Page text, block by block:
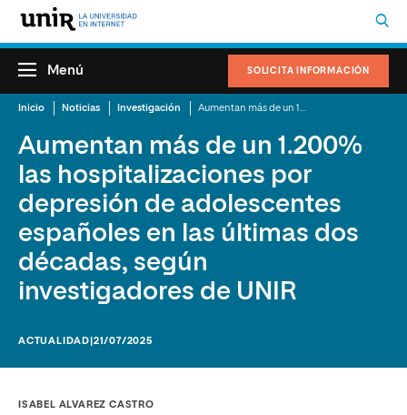
SOLICITA INFORMACIÓN
Menú
Inicio Noticias Investigación
Aumentan más de un 1.200%
las hospitalizaciones por
depresión de adolescentes
españoles en las últimas dos
décadas, según
investigadores de UNIR
ACTUALIDAD |21/07/2025
ISABEL ALVAREZ CASTRO